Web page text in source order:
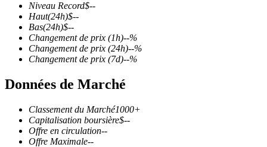
Futures COIN-M
Contrats à terme sur crypto-monnaie
premières
Niveau Record$--
Haut(24h)$--
Bas(24h)$--
Changement de prix (1h)--%
Changement de prix (24h)--%
Changement de prix (7d)--%
Données de Marché
Classement du Marché1000+
Capitalisation boursière$--
Offre en circulation--
Offre Maximale--